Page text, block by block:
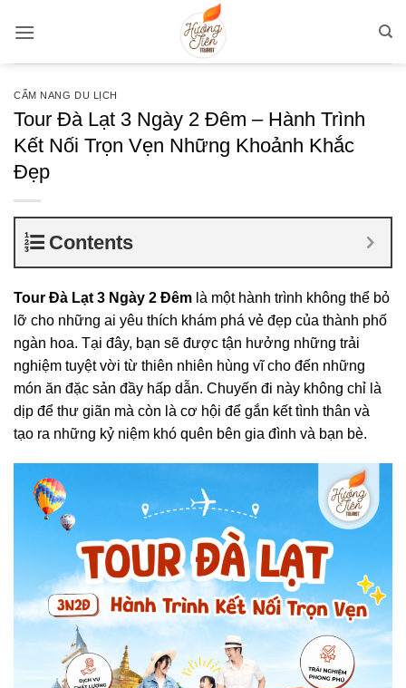
qua
CẨM NANG DU LỊCH
Tour Đà Lạt 3 Ngày 2 Đêm – Hành Trình
Kết Nối Trọn Vẹn Những Khoảnh Khắc
Đẹp
Contents
Tour Đà Lạt 3 Ngày 2 Đêm là một hành trình không thể bỏ
lỡ cho những ai yêu thích khám phá vẻ đẹp của thành phố
ngàn hoa. Tại đây, bạn sẽ được tận hưởng những trải
nghiệm tuyệt vời từ thiên nhiên hùng vĩ cho đến những
món ăn đặc sản đầy hấp dẫn. Chuyến đi này không chỉ là
dịp để thư giãn mà còn là cơ hội để gắn kết tình thân và
tạo ra những kỷ niệm khó quên bên gia đình và bạn bè.